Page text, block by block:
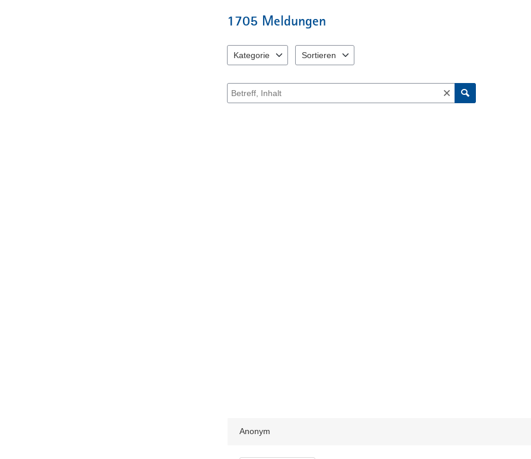
1705 Meldungen
Kategorie
Sortieren
Suche nach Meldungen und Kommentaren
Anonym